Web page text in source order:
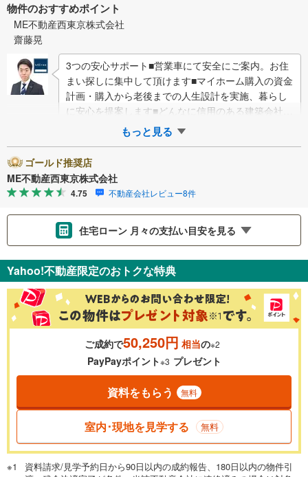
物件のおすすめポイント
ME不動産西東京株式会社
齋藤晃
3つの安心サポート■営業車にて安全にご案内。お住
まい探しに集中して頂けます■マイホーム購入の資金
計画・購入から老後までの人生設計を実施、暮らし
に安心を提案します■どんなに信用のある建築会社で
もご自分の目で確認することは重要ですよね…
もっと見る
ゴールド推奨店
ME不動産西東京株式会社
4.75 不動産会社レビュー8件
住宅ローン 月々の支払い目安を見る
金利 ％
0.01%
一般的には最長35年まで借り入れ可能です。多くの金融機関
が完済時の年齢は80歳までを条件としています。
閉じる
頭金 万円
Yahoo!不動産限定のおトクな特典
ご成約で50,250円 相当の※2
PayPayポイント※3 プレゼント
資料をもらう 無料
室内･現地を見学する 無料
資料請求/見学予約日から90日以内の成約報告、180日以内の物件引